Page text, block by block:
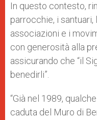
In questo contesto,
parrocchie, i
associazioni e i
con generosità alla
assicurando che “il
benedirli”.
“Già nel 1989,
caduta del Muro di